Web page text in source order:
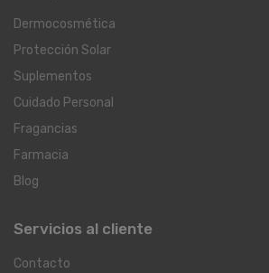
Dermocosmética
Protección Solar
Suplementos
Cuidado Personal
Fragancias
Farmacia
Blog
Servicios al cliente
Contacto